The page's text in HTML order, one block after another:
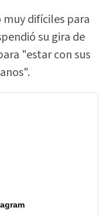
muy difíciles para
su gira de
"estar con sus